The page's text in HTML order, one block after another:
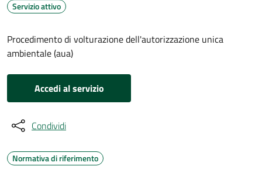
Servizio attivo
Procedimento di volturazione dell'autorizzazione unica
ambientale (aua)
Accedi al servizio
Condividi
Normativa di riferimento